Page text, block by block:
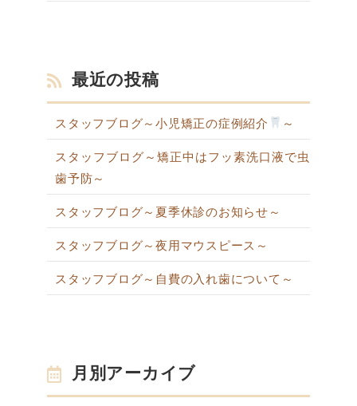
最近の投稿
スタッフブログ～小児矯正の症例紹介
～
スタッフブログ～矯正中はフッ素洗口液で虫
歯予防～
スタッフブログ～夏季休診のお知らせ～
スタッフブログ～夜用マウスピース～
スタッフブログ～自費の入れ歯について～
月別アーカイブ